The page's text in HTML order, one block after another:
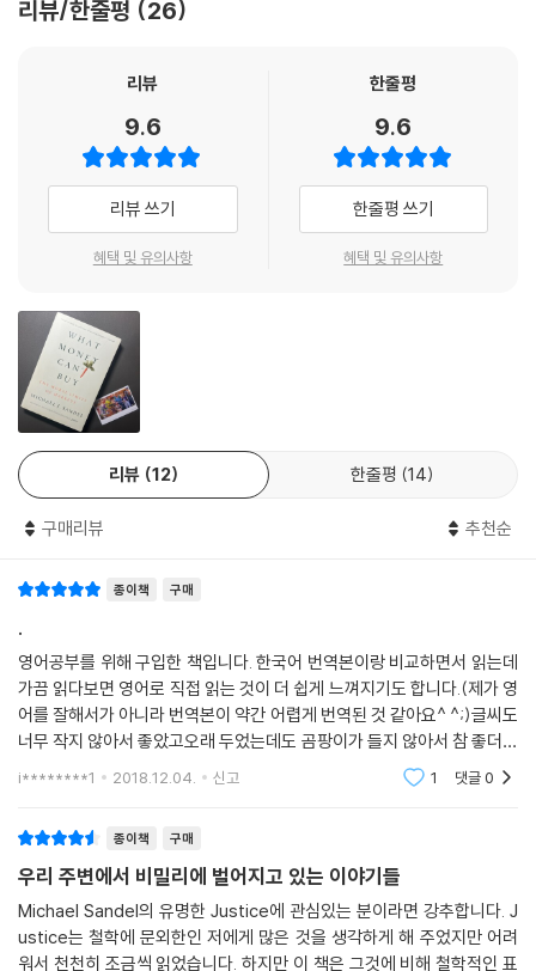
리뷰/한줄평 26
리뷰
9.6
리뷰 쓰기
혜택 및 유의사항
한줄평
9.6
한줄평 쓰기
혜택 및 유의사항
리뷰 12 한줄평 14
구매리뷰 추천순
종이책 구매
.
영어공부를 위해 구입한 책입니다. 한국어 번역본이랑 비교하면서 읽는데
가끔 읽다보면 영어로 직접 읽는 것이 더 쉽게 느껴지기도 합니다.(제가 영
어를 잘해서가 아니라 번역본이 약간 어렵게 번역된 것 같아요^ ^;)글씨도
너무 작지 않아서 좋았고오래 두었는데도 곰팡이가 들지 않아서 참 좋더라
구요종이 재질이 다른건가???빠르게 배송된 것도 좋았습니다^ ^
i********1 2018.12.04. 신고 1 댓글0
종이책 구매
우리 주변에서 비밀리에 벌어지고 있는 이야기들
Michael Sandel의 유명한 Justice에 관심있는 분이라면 강추합니다. J
ustice는 철학에 문외한인 저에게 많은 것을 생각하게 해 주었지만 어려
워서 천천히 조금씩 읽었습니다. 하지만 이 책은 그것에 비해 철학적인 표